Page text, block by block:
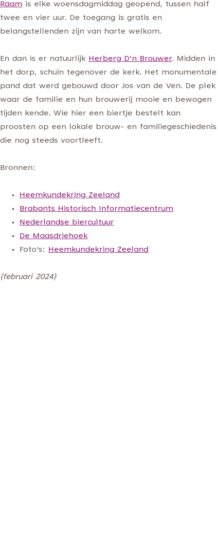
Raam is elke woensdagmiddag geopend, tussen half
twee en vier uur. De toegang is gratis en
belangstellenden zijn van harte welkom.
En dan is er natuurlijk Herberg D'n Brouwer. Midden in
het dorp, schuin tegenover de kerk. Het monumentale
pand dat werd gebouwd door Jos van de Ven. De plek
waar de familie en hun brouwerij mooie en bewogen
tijden kende. Wie hier een biertje bestelt kan
proosten op een lokale brouw- en familiegeschiedenis
die nog steeds voortleeft.
Bronnen:
Heemkundekring Zeeland
Brabants Historisch Informatiecentrum
Nederlandse biercultuur
De Maasdriehoek
Foto's:
Heemkundekring Zeeland
(februari 2024)